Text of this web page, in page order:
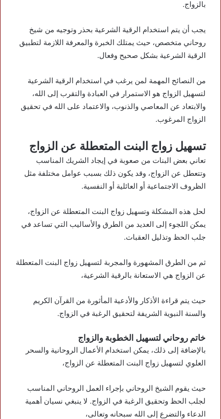
بالزواج.
يجب أن يتم استخدام الرقية الشرعية بحذر وتوجيه من شيخ
روحاني متخصص، حيث يمتلك الخبرة والمعرفة اللازمة لتطبيق
الرقية الشرعية بشكل صحيح وفعال.
من النصائح المهمة لمن يرغب في استخدام الرقية الشرعية
لتسهيل الزواج هو الاستمرار في العبادة والتقرب إلى الله،
والابتعاد عن المعاصي والذنوب، والاعتماد على الله في تحقيق
الزواج المرغوب.
تسهيل زواج البنت المتعطلة عن الزواج
تعاني بعض البنات من صعوبة في إيجاد الشريك المناسب
وتتعطل عن الزواج، وقد يكون ذلك بسبب عوامل مختلفة مثل
الظروف الاجتماعية أو العائلية أو النفسية.
لحل هذه المشكلة وتسهيل زواج البنت المتعطلة عن الزواج،
يمكن اللجوء إلى العديد من الطرق والأساليب التي تساعد في
جلب الحظ وتذليل العقبات.
ثم من الطرق المشهورة والمجربة لتسهيل زواج البنت المتعطلة
عن الزواج هي الاستعانة بالرقية الشرعية،
حيث يتم قراءة الأذكار والأدعية المأثورة من القرآن الكريم
والسنة النبوية الشريفة لتحقيق الرغبة في الزواج.
خاتم روحاني لتسهيل الخطوبة والزواج
بالإضافة إلى ذلك، يمكن استخدام الأعمال الروحانية والسحر
العلوي لتسهيل زواج البنت المتعطلة عن الزواج،
حيث يقوم الشيخ الروحاني بإجراء العمل الروحاني المناسب
لجلب الحظ وتحقيق الرغبة في الزواج. لا ينبغي نسيان أهمية
الدعاء والتضرع إلى الله سبحانه وتعالى،